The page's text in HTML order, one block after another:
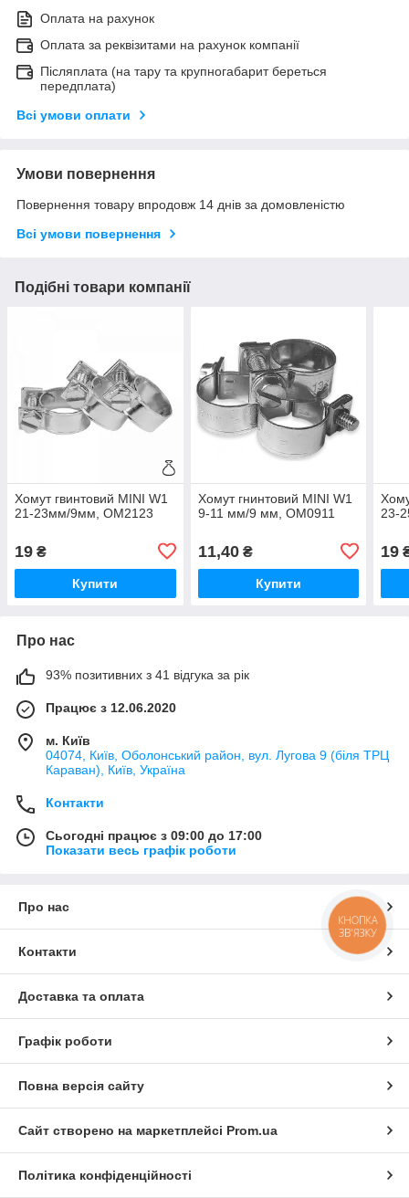
Оплата на рахунок
Оплата за реквізитами на рахунок компанії
Післяплата (на тару та крупногабарит береться
передплата)
Всі умови оплати
Умови повернення
Повернення товару впродовж 14 днів за домовленістю
Всі умови повернення
Подібні товари компанії
Хомут гвинтовий MINI W1
21-23мм/9мм, OM2123
19 ₴
Купити
Хомут гнинтовий MINI W1
9-11 мм/9 мм, OM0911
11,40₴
Купити
23-
19
Про нас
93% позитивних з 41 відгука за рік
Працює з 12.06.2020
м. Київ
04074, Київ, Оболонський район, вул. Лугова 9 (біля ТРЦ
Караван), Київ, Україна
Контакти
Сьогодні працює з 09:00 до 17:00
Показати весь графік роботи
Про нас
Контакти
Доставка та оплата
Графік роботи
Повна версія сайту
Сайт створено на маркетплейсі Prom.ua
Політика конфіденційності
КНОПКА
ЗВ'ЯЗКУ